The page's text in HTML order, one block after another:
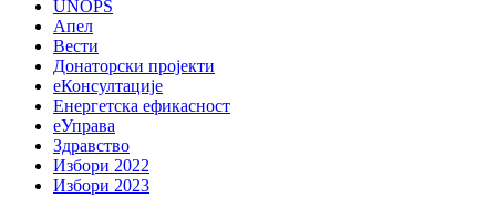
UNOPS
Апел
Вести
Донаторски пројекти
еКонсултације
Енергетска ефикасност
еУправа
Здравство
Избори 2022
Избори 2023